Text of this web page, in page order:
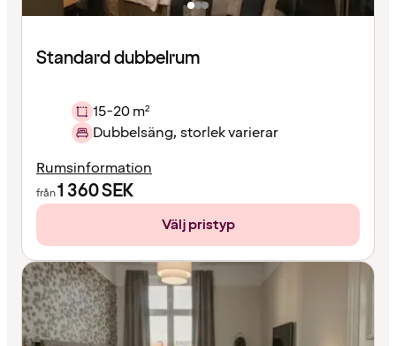
Standard dubbelrum
15-20 m²
Dubbelsäng, storlek varierar
Rumsinformation
från1 360SEK
Välj pristyp